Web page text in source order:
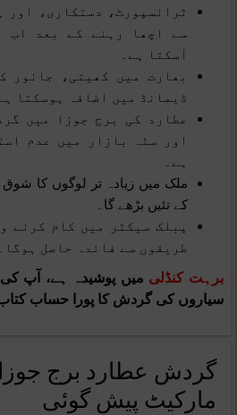
ٹرانسپورٹ، دستکاری، اور
سے اچھا رہنے کے بعد اب
آسکتا ہے۔
بھارت میں کھیتی، جانور
ڈیمانڈ میں اضافہ ہوسکتا
عطارد کی برج جوزا میں
اور سٹہ بازار میں عدم
ہے۔
ملک میں زیادہ تر لوگوں کا
کے تئیں بڑھے گا۔
پبلک سیکٹر میں کام کرنے
طریقوں سے فائدہ حاصل ہوگا۔
برہت کنڈلی میں پوشیدہ ہے، آپ کی
سیاروں کی گردش کا پورا حساب
گردش عطارد برج
مارکیٹ پیش گوئی